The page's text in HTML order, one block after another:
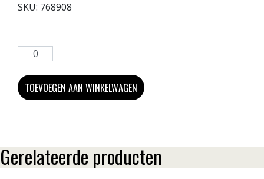
SKU: 768908
TOEVOEGEN AAN WINKELWAGEN
Gerelateerde producten